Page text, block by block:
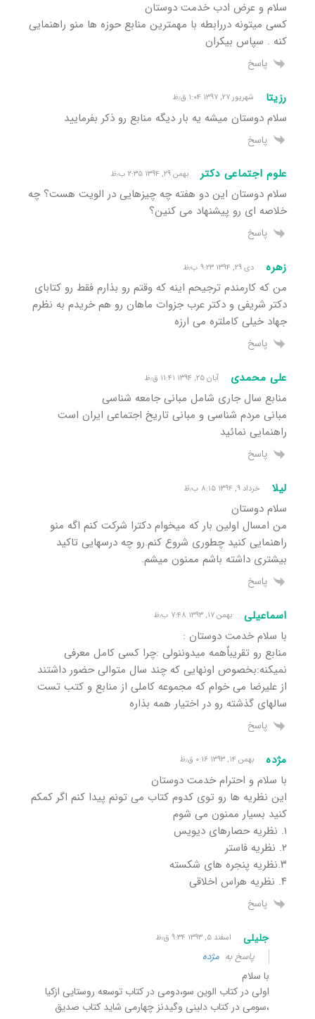
سلام و عرض ادب خدمت دوستان
کسی میتونه دررابطه با مهمترین منابع حوزه ها منو راهنمایی
کنه . سپاس بیکران
پاسخ
رزیتا شهریور ۲۷, ۱۳۹۷ ۱:۰۴ ق٫ظ
سلام دوستان میشه یه بار دیگه منابع رو ذکر بفرمایید
پاسخ
علوم اجتماعی دکتر بهمن ۲۹, ۱۳۹۴ ۲:۳۵ ب٫ظ
سلام دوستان این دو هفته چه چیزهایی در الویت هست؟ چه
خلاصه ای رو پیشنهاد می کنین؟
پاسخ
زهره دی ۲۹, ۱۳۹۴ ۹:۲۳ ب٫ظ
من که کارمندم ترجیحم اینه که وقتم رو بذارم فقط رو کتابای
دکتر شریفی و دکتر عرب جزوات ماهان رو هم خریدم به نظرم
جهاد خیلی کاملتره می ارزه
پاسخ
علی محمدی آبان ۲۵, ۱۳۹۴ ۱۱:۴۱ ق٫ظ
منابع سال جاری شامل مبانی جامعه شناسی
مبانی مردم شناسی و مبانی تاریخ اجتماعی ایران است
راهنمایی نمائید
پاسخ
لیلا خرداد ۹, ۱۳۹۴ ۸:۱۵ ب٫ظ
سلام دوستان
من امسال اولین بار که میخوام دکترا شرکت کنم اگه منو
راهنمایی کنید چطوری شروع کنم.رو چه درسهایی تاکید
بیشتری داشته باشم ممنون میشم.
پاسخ
اسماعیلی بهمن ۱۷, ۱۳۹۳ ۷:۴۸ ب٫ظ
با سلام خدمت دوستان :
منابع رو تقریباٌهمه میدوننولی :چرا کسی کامل معرفی
نمیکنه:بخصوص اونهایی که چند سال متوالی حضور داشتند
از علیرضا می خوام که مجموعه کاملی از منابع و کتب تست
سالهای گذشته رو در اختیار همه بذاره
پاسخ
مژده بهمن ۱۴, ۱۳۹۳ ۰:۱۶ ق٫ظ
با سلام و احترام خدمت دوستان
این نظریه ها رو توی کدوم کتاب می تونم پیدا کنم اگر کمکم
کنید بسیار ممنون می شوم
۱. نظریه حصارهای دیویس
۲. نظریه فاستر
۳.نظریه پنجره های شکسته
۴. نظریه هراس اخلاقی
پاسخ
جلیلی اسفند ۵, ۱۳۹۳ ۹:۳۴ ق٫ظ
پاسخ به مژده
با سلام
اولی در کتاب الوین سو،دومی در کتاب توسعه روستایی ازکیا
،سومی در کتاب دلینی وگیدنز چهارمی شاید کتاب صدیق